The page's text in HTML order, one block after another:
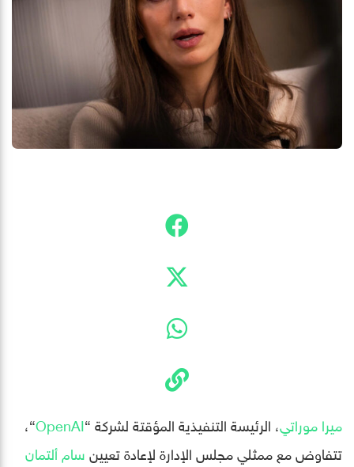
ميرا موراتي، الرئيسة التنفيذية المؤقتة لشركة “OpenAI“،
تتفاوض مع ممثلي مجلس الإدارة لإعادة تعيينسام ألتمان